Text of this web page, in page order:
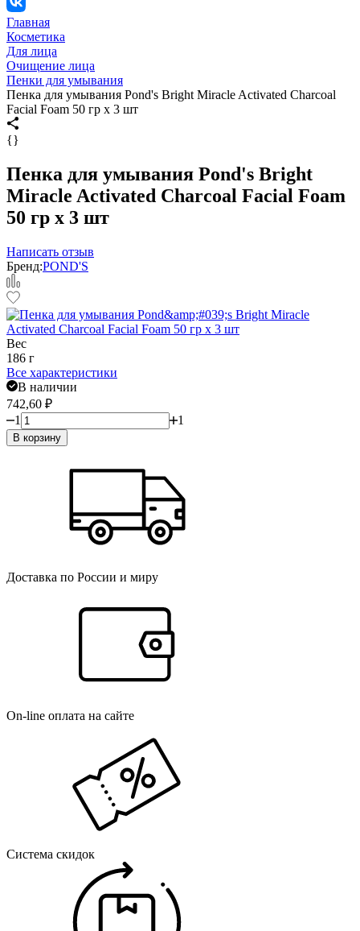
Главная
Косметика
Для лица
Очищение лица
Пенки для умывания
Пенка для умывания Pond's Bright Miracle Activated Charcoal
Facial Foam 50 гр x 3 шт
{}
Пенка для умывания Pond's Bright
Miracle Activated Charcoal Facial Foam
50 гр x 3 шт
Написать отзыв
Бренд:POND'S
Вес
186 г
Все характеристики
В наличии
742,60 ₽
1
1
В корзину
Доставка по России и миру
On-line оплата на сайте
Система скидок